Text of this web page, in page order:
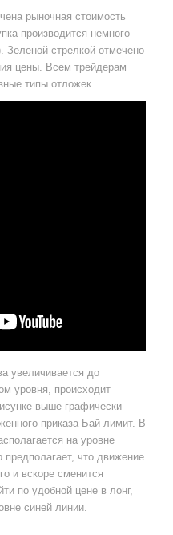
рыночная стоимость
производится немного
Зеленой стрелкой отмечено
цены. Всем трейдерам
типы отложек.
увеличивается до
уровня, происходит
выше графически
приказа Бай лимит. В
на уровне
что движение
и вскоре сменится
по удобной цене в лонг,
синей линии.